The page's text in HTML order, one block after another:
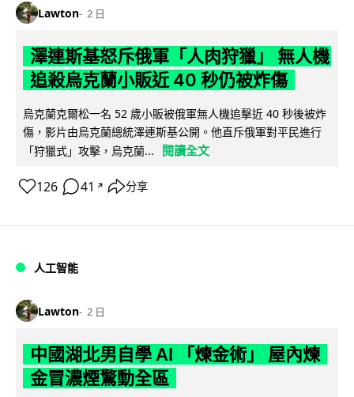
Lawton 2 日
澤連斯基怒斥俄軍「人肉狩獵」 無人機
追殺烏克蘭小販近 40 秒仍被炸傷
烏克蘭克爾松一名 52 歲小販被俄軍無人機追擊近 40 秒後被炸
傷，影片由烏克蘭總統澤連斯基公開。他直斥俄軍對平民進行
「狩獵式」攻擊，烏克蘭...
閱讀全文
126 41 ↗ 分享
人工智能
Lawton 2 日
中國湖北男自學 AI 「煉金術」 屋內煉
金冒濃煙驚動全區